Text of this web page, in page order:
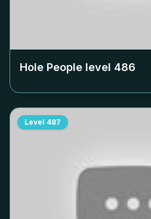
Hole People level 486
Level 487